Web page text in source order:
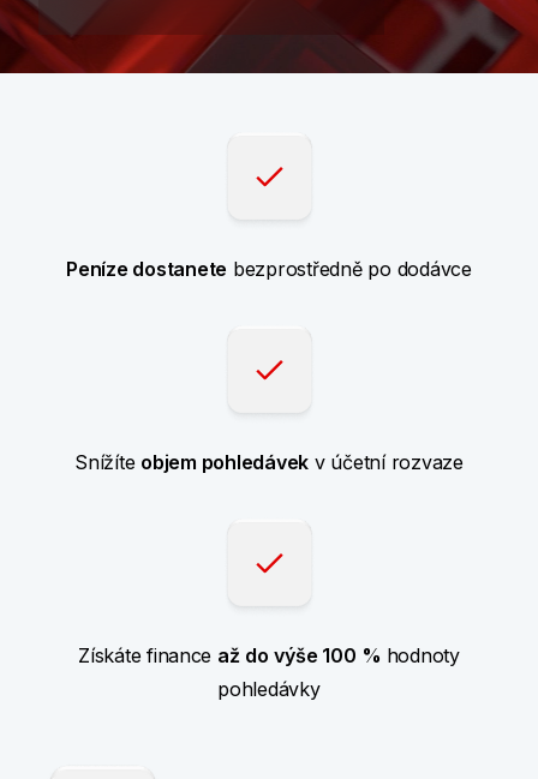
Peníze dostanete bezprostředně po dodávce
Snížíte objem pohledávek v účetní rozvaze
Získáte finance až do výše 100 % hodnoty
pohledávky